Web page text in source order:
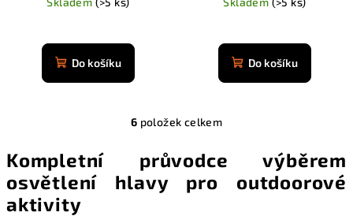
hodnocení
produktu
Do košíku
hodnocení
produktu
Do košíku
O
l
6 položek celkem
Kompletní průvodce výběrem
osvětlení hlavy pro outdoorové
aktivity